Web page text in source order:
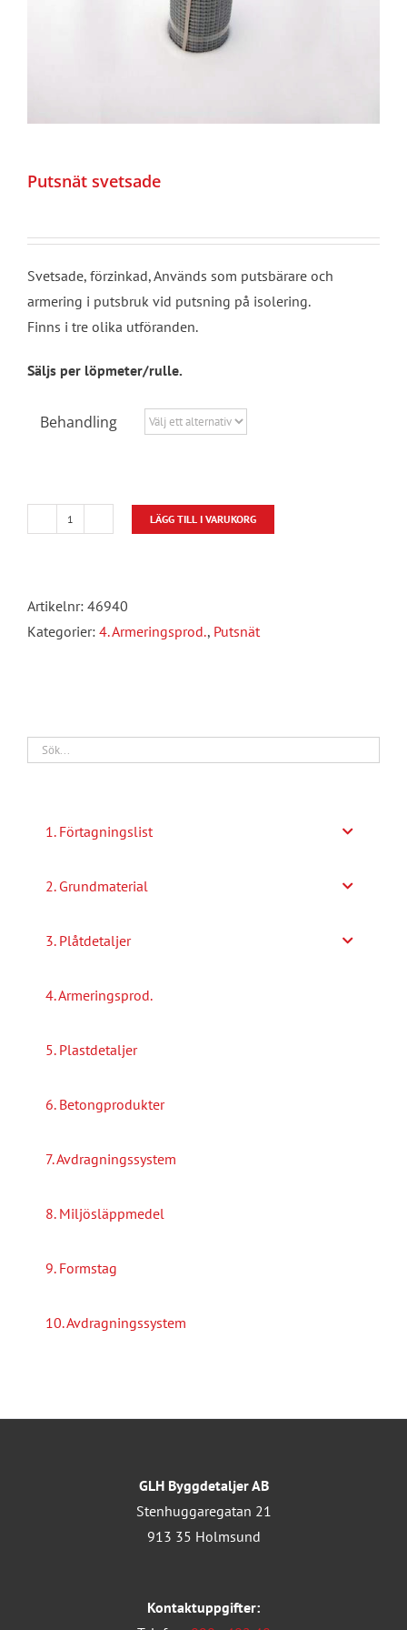
Putsnät svetsade
Svetsade, förzinkad, Används som putsbärare och
armering i putsbruk vid putsning på isolering.
Finns i tre olika utföranden.
Säljs per löpmeter/rulle.
Behandling
Putsnät
LÄGG TILL I VARUKORG
Artikelnr: 46940
Kategorier: 4. Armeringsprod., Putsnät
1. Förtagningslist
2. Grundmaterial
3. Plåtdetaljer
4. Armeringsprod.
5. Plastdetaljer
6. Betongprodukter
7. Avdragningssystem
8. Miljösläppmedel
9. Formstag
10. Avdragningssystem
GLH Byggdetaljer AB
Stenhuggaregatan 21
913 35 Holmsund
Kontaktuppgifter: